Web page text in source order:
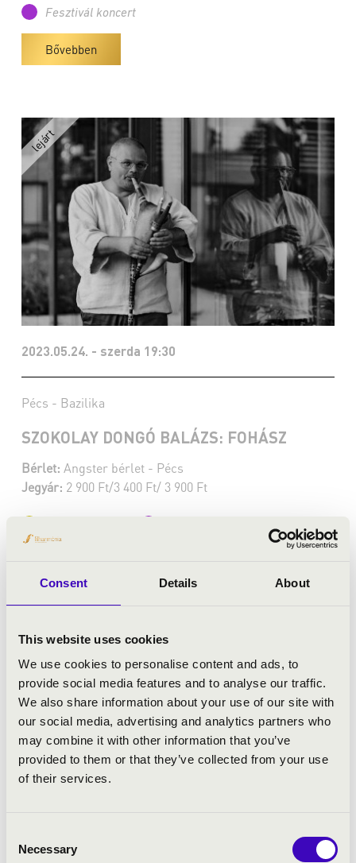
Consent Details About
This website uses cookies
We use cookies to personalise content and ads, to
provide social media features and to analyse our traffic.
We also share information about your use of our site with
our social media, advertising and analytics partners who
may combine it with other information that you’ve
provided to them or that they’ve collected from your use
of their services.
Selection
Necessary
Fesztivál koncert
Bővebben
2023.05.24. - szerda 19:30
Pécs - Bazilika
SZOKOLAY DONGÓ BALÁZS: FOHÁSZ
Bérlet: Angster bérlet - Pécs
Jegyár: 2 900 Ft/3 400 Ft/ 3 900 Ft